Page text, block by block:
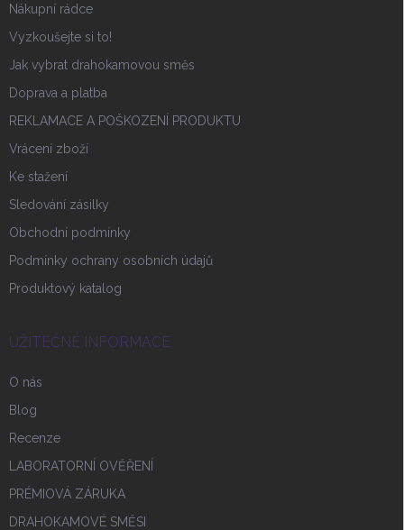
Nákupní rádce
Vyzkoušejte si to!
Jak vybrat drahokamovou směs
Doprava a platba
REKLAMACE A POŠKOZENÍ PRODUKTU
Vrácení zboží
Ke stažení
Sledování zásilky
Obchodní podmínky
Podmínky ochrany osobních údajů
Produktový katalog
UŽITEČNÉ INFORMACE
O nás
Blog
Recenze
LABORATORNÍ OVĚŘENÍ
PRÉMIOVÁ ZÁRUKA
DRAHOKAMOVÉ SMĚSI